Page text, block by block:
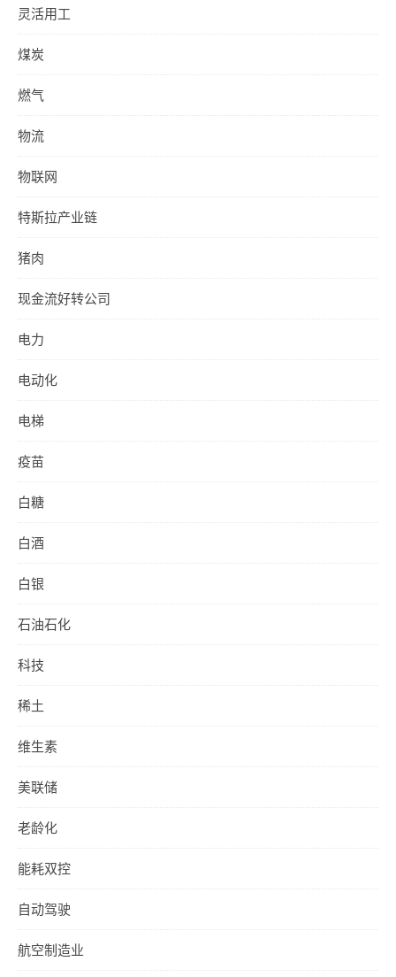
灵活用工
煤炭
燃气
物流
物联网
特斯拉产业链
猪肉
现金流好转公司
电力
电动化
电梯
疫苗
白糖
白酒
白银
石油石化
科技
稀土
维生素
美联储
老龄化
能耗双控
自动驾驶
航空制造业